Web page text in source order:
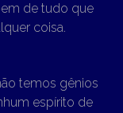
de tudo que
coisa.
temos gênios
espírito de